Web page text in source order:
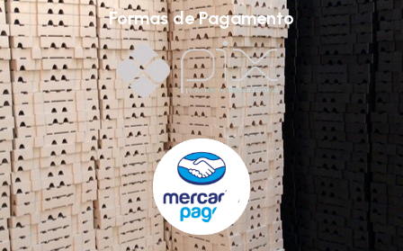
Formas de Pagamento